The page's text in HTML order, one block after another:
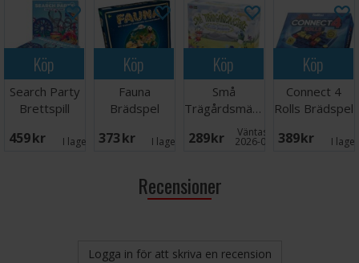
Köp
Search Party
Brettspill
459 SEK I lager: 4
Köp
Fauna
Brädspel
373 SEK I lager: 3
Köp
Små
Trägårdsmästare
Brädspel
289 SEK Väntas in:
2026-09-30
Köp
Connect 4
Rolls Brädspel
389 SEK I
Recensioner
Logga in för att skriva en recension